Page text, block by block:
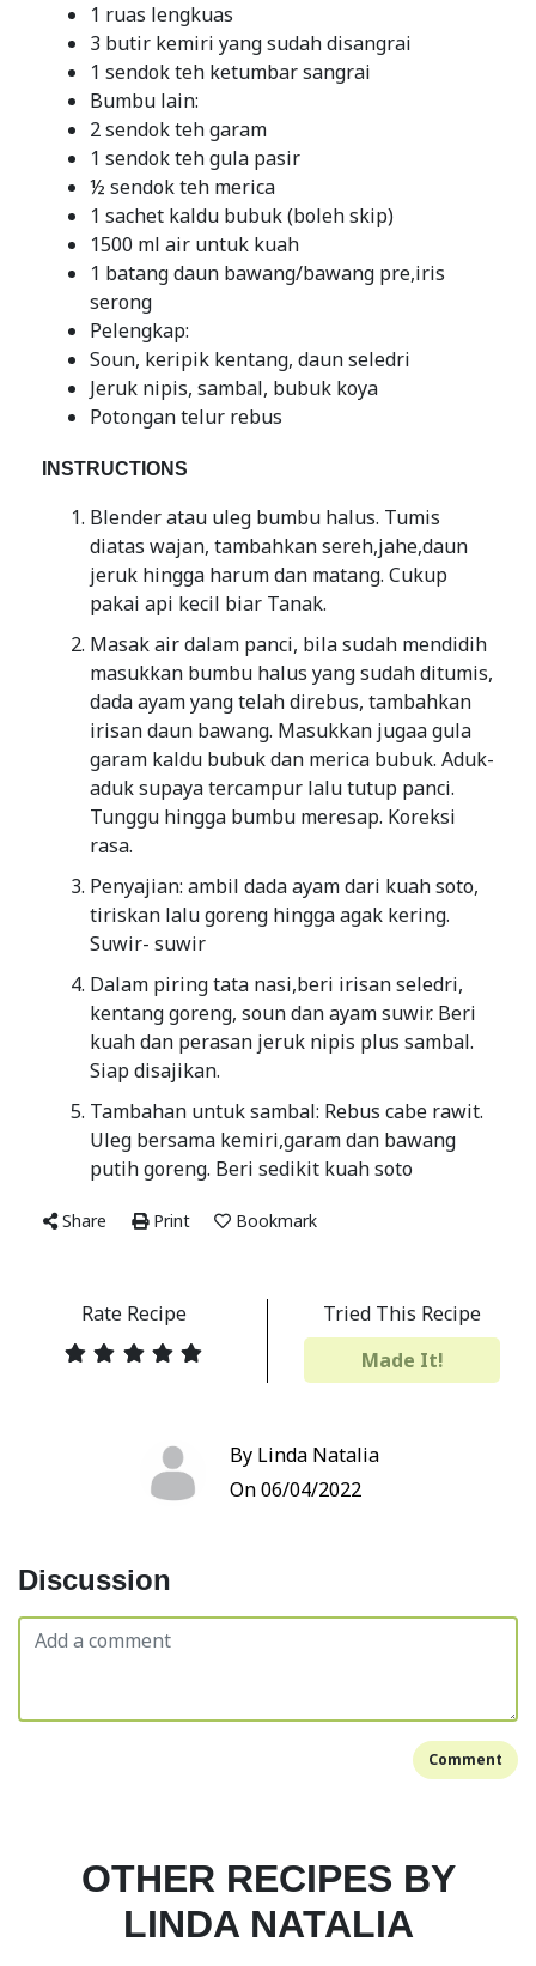
1 ruas lengkuas
3 butir kemiri yang sudah disangrai
1 sendok teh ketumbar sangrai
Bumbu lain:
2 sendok teh garam
1 sendok teh gula pasir
½ sendok teh merica
1 sachet kaldu bubuk (boleh skip)
1500 ml air untuk kuah
1 batang daun bawang/bawang pre,iris
serong
Pelengkap:
Soun, keripik kentang, daun seledri
Jeruk nipis, sambal, bubuk koya
Potongan telur rebus
INSTRUCTIONS
Blender atau uleg bumbu halus. Tumis
diatas wajan, tambahkan sereh,jahe,daun
jeruk hingga harum dan matang. Cukup
pakai api kecil biar Tanak.
Masak air dalam panci, bila sudah mendidih
masukkan bumbu halus yang sudah ditumis,
dada ayam yang telah direbus, tambahkan
irisan daun bawang. Masukkan jugaa gula
garam kaldu bubuk dan merica bubuk. Aduk-
aduk supaya tercampur lalu tutup panci.
Tunggu hingga bumbu meresap. Koreksi
rasa.
Penyajian: ambil dada ayam dari kuah soto,
tiriskan lalu goreng hingga agak kering.
Suwir- suwir
Dalam piring tata nasi,beri irisan seledri,
kentang goreng, soun dan ayam suwir. Beri
kuah dan perasan jeruk nipis plus sambal.
Siap disajikan.
Tambahan untuk sambal: Rebus cabe rawit.
Uleg bersama kemiri,garam dan bawang
putih goreng. Beri sedikit kuah soto
Share Print Bookmark
Rate Recipe
Tried This Recipe
Made It!
By Linda Natalia
On 06/04/2022
Discussion
Comment
OTHER RECIPES BY
LINDA NATALIA